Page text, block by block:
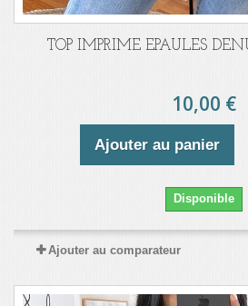
TOP IMPRIME EPAULES
10,00 €
Ajouter au panier
Disponible
Ajouter au comparateur